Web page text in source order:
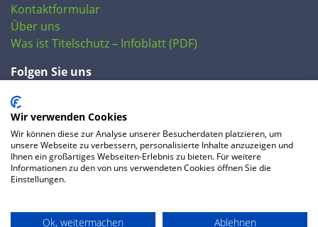
Kontaktformular
Über uns
Was ist Titelschutz – Infoblatt (PDF)
Folgen Sie uns
Wir verwenden Cookies
Wir können diese zur Analyse unserer Besucherdaten platzieren, um
unsere Webseite zu verbessern, personalisierte Inhalte anzuzeigen und
Ihnen ein großartiges Webseiten-Erlebnis zu bieten. Für weitere
Informationen zu den von uns verwendeten Cookies öffnen Sie die
Einstellungen.
Ok, weitermachen Ablehnen